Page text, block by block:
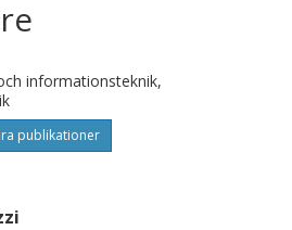
informationsteknik,
publikationer